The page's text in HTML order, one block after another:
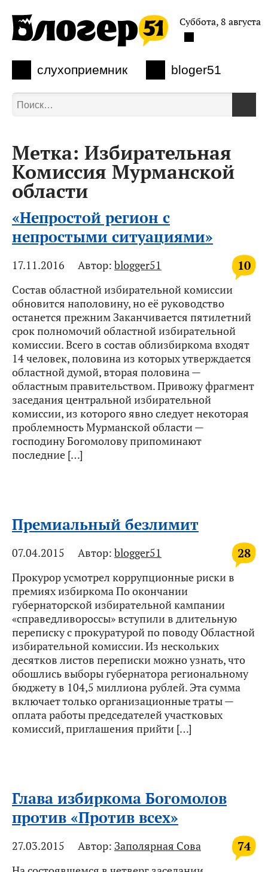
слухоприемник bloger51
Суббота, 8 августа
Метка: Избирательная
Комиссия Мурманской
области
«Непростой регион с
непростыми ситуациями»
10
17.11.2016 Автор: blogger51
Состав областной избирательной комиссии
обновится наполовину, но её руководство
останется прежним Заканчивается пятилетний
срок полномочий областной избирательной
комиссии. Всего в состав облизбиркома входят
14 человек, половина из которых утверждается
областной думой, вторая половина —
областным правительством. Привожу фрагмент
заседания центральной избирательной
комиссии, из которого явно следует некоторая
проблемность Мурманской области —
господину Богомолову припоминают
последние […]
Премиальный безлимит
28
07.04.2015 Автор: blogger51
Прокурор усмотрел коррупционные риски в
премиях избиркома По окончании
губернаторской избирательной кампании
«справедливороссы» вступили в длительную
переписку с прокуратурой по поводу Областной
избирательной комиссии. Из нескольких
десятков листов переписки можно узнать, что
обошлись выборы губернатора региональному
бюджету в 104,5 миллиона рублей. Эта сумма
включает только организационные траты —
оплата работы председателей участковых
комиссий, приглашения прийти […]
Глава избиркома Богомолов
против «Против всех»
74
27.03.2015 Автор: Заполярная Сова